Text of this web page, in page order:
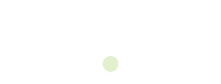
pro Einheit/Nacht